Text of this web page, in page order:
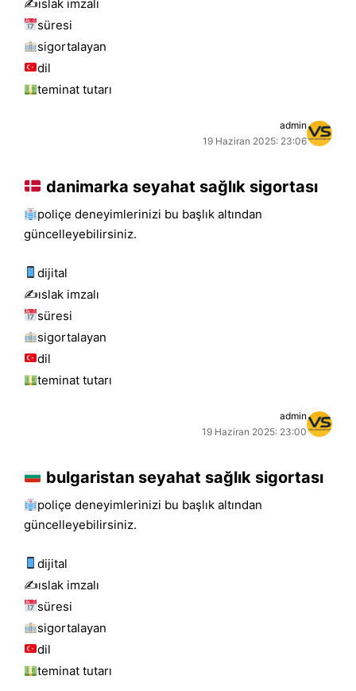
✍️islak i̇mzalı
süresi
sigortalayan
dil
teminat tutarı
admin
19 Haziran 2025: 23:06
danimarka seyahat sağlık sigortası
poliçe deneyimlerinizi bu başlık altından
güncelleyebilirsiniz.
dijital
✍️islak i̇mzalı
süresi
sigortalayan
dil
teminat tutarı
admin
19 Haziran 2025: 23:00
bulgaristan seyahat sağlık sigortası
poliçe deneyimlerinizi bu başlık altından
güncelleyebilirsiniz.
dijital
✍️islak i̇mzalı
süresi
sigortalayan
dil
teminat tutarı